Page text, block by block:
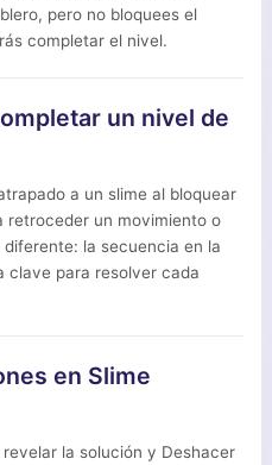
pero no bloquees el
completar el nivel.
un nivel de
a un slime al bloquear
retroceder un movimiento o
la secuencia en la
clave para resolver cada
en Slime
la solución y Deshacer